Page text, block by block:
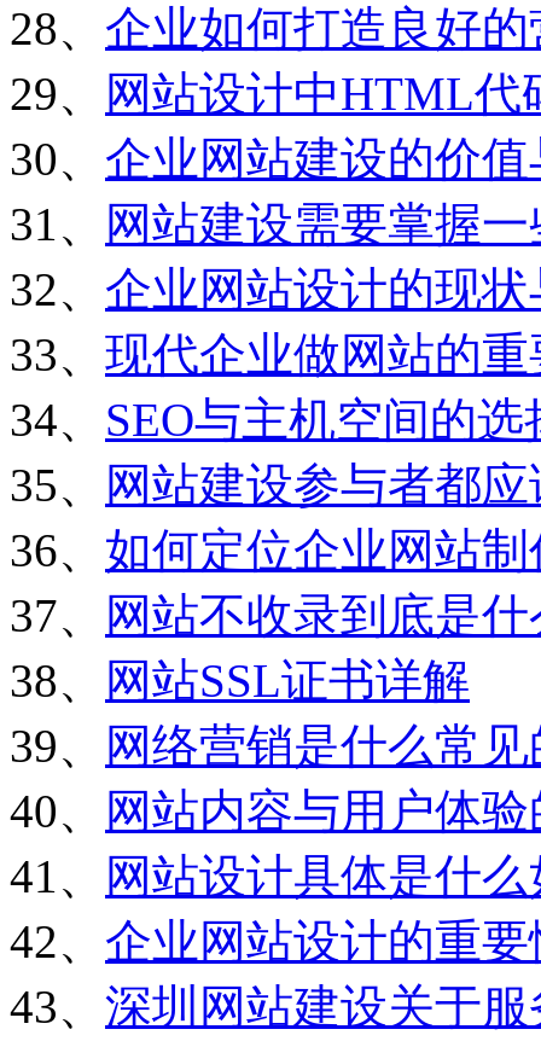
28、 企业如何打造良好
29、
网站设计中HTML代
30、 企业网站建设的价
31、
网站建设需要掌握
32、 企业网站设计的现
33、 现代企业做网站的重
34、 SEO与主机空间的选
35、
网站建设参与者都
36、 如何定位企业网站
37、
网站不收录到底是
38、
网站SSL证书详解
39、
网络营销是什么常
40、
网站内容与用户体
41、
网站设计具体是什
42、 企业网站设计的重要
43、 深圳网站建设关于